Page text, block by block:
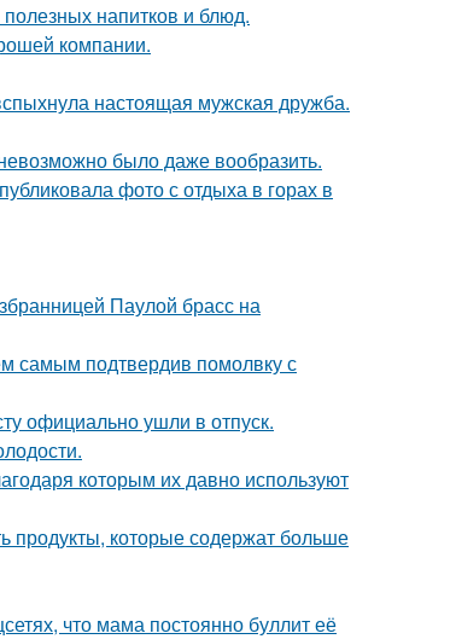
напитков и блюд.
компании.
настоящая мужская дружба.
было даже вообразить.
фото с отдыха в горах в
Паулой брасс на
самым подтвердив помолвку с
официально ушли в отпуск.
которым их давно используют
продукты, которые содержат больше
что мама постоянно буллит её